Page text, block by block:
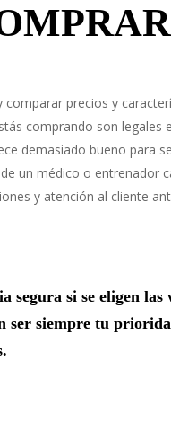
precios y
comprando son legales
demasiado bueno para
un médico o entrenador
y atención al cliente
si se eligen las
ser siempre tu